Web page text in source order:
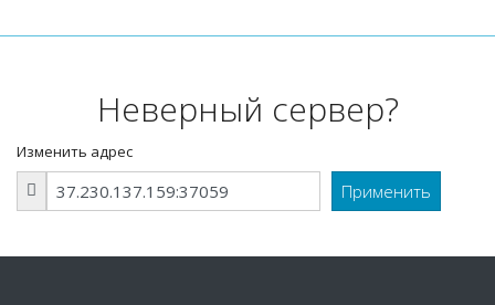
Неверный сервер?
Изменить адрес